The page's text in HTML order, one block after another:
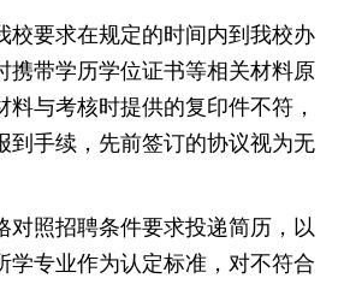
校要求在规定的时间内到我校办
携带学历学位证书等相关材料原
料与考核时提供的复印件不符，
到手续，先前签订的协议视为无
对照招聘条件要求投递简历，以
学专业作为认定标准，对不符合